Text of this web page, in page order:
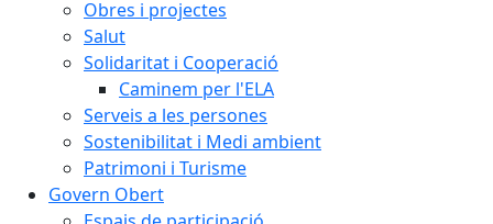
Obres i projectes
Salut
Solidaritat i Cooperació
Caminem per l'ELA
Serveis a les persones
Sostenibilitat i Medi ambient
Patrimoni i Turisme
Govern Obert